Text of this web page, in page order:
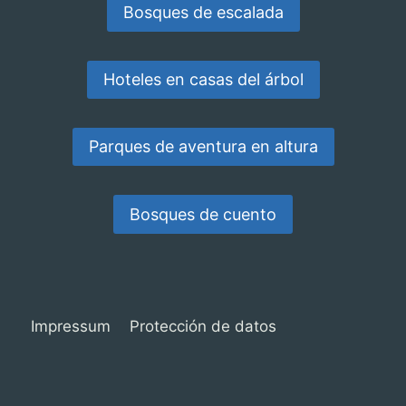
Bosques de escalada
Hoteles en casas del árbol
Parques de aventura en altura
Bosques de cuento
Impressum Protección de datos